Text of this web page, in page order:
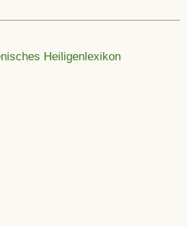
Heiligenlexikon